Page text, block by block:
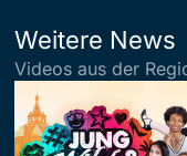
Weitere News
Videos aus der